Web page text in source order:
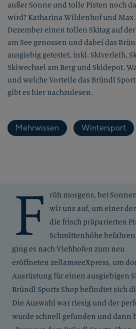
außer Sonne und tolle Pisten noch
wird? Katharina Wildenhof und
Dezember einen tollen Skitag auf
am See genossen und dabei das
ausgiebig getestet, inkl. Skiverleih,
Skiwechsel am Berg und Skidepot.
und welche Vorteile das Bründl
gibt es hier nachzulesen.
Mehrwissen Wintersport
F
rüh morgens, bei
wir uns auf, um einer
die frisch präparierten
Schmittenhöhe
ging es nach Viehhofen zum neu
eröffneten zellamseeXpress, um
Ausrüstung für einen ausgiebigen
Bründl Sports Shop befindtet sich
Die Auswahl war riesig und der
wurde schnell gefunden und dann